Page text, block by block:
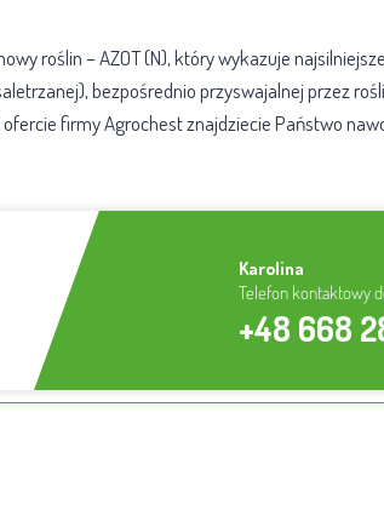
roślin – AZOT (N), który wykazuje
bezpośrednio przyswajalnej przez
firmy Agrochest znajdziecie Państwo
Karolina
Telefon kontaktowy
+48 668